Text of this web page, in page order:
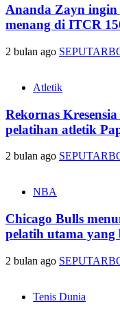
Ananda Zayn ingin
menang di ITCR
2 bulan ago
Atletik
Rekornas
pelatihan atletik
2 bulan ago
NBA
Chicago Bulls
pelatih utama yang
2 bulan ago
Tenis Dunia